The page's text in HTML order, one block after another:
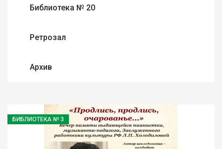
Библиотека № 20
Ретрозал
Архив
БИБЛИОТЕКА № 3